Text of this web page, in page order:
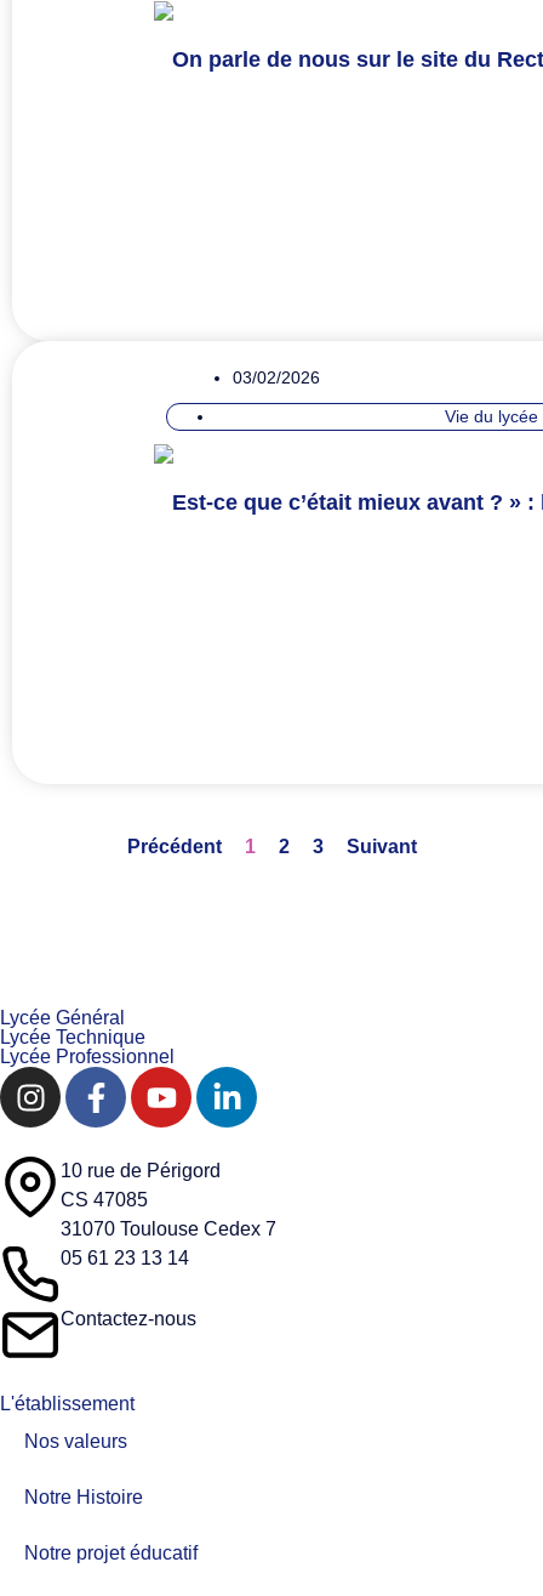
On parle de nous sur le site du
03/02/2026
Vie du lycée
Est-ce que c’était mieux avant ? »
Précédent 1 2 3 Suivant
Lycée Général
Lycée Technique
Lycée Professionnel
10 rue de Périgord
CS 47085
31070 Toulouse Cedex 7
05 61 23 13 14
Contactez-nous
L'établissement
Nos valeurs​
Notre Histoire
Notre projet éducatif